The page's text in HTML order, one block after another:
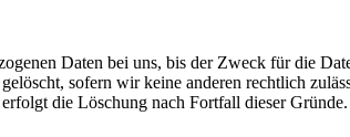
Daten bei uns, bis der Zweck für die
sofern wir keine anderen rechtlich
die Löschung nach Fortfall dieser Gründe.